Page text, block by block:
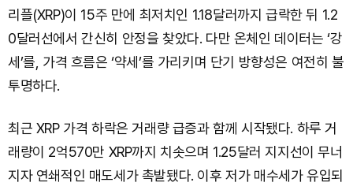
리플(XRP)이 15주 만에 최저치인 1.18달러까지 급락한 뒤 1.2
0달러선에서 간신히 안정을 찾았다. 다만 온체인 데이터는 ‘강
세’를, 가격 흐름은 ‘약세’를 가리키며 단기 방향성은 여전히 불
투명하다.
최근 XRP 가격 하락은 거래량 급증과 함께 시작됐다. 하루 거
래량이 2억570만 XRP까지 치솟으며 1.25달러 지지선이 무너
지자 연쇄적인 매도세가 촉발됐다. 이후 저가 매수세가 유입되